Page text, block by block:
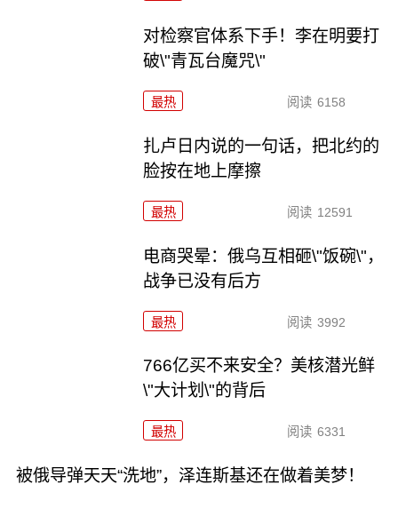
对检察官体系下手！李在明要打
破\"青瓦台魔咒\"
最热 阅读 6158
扎卢日内说的一句话，把北约的
脸按在地上摩擦
最热 阅读 12591
电商哭晕：俄乌互相砸\"饭碗\"，
战争已没有后方
最热 阅读 3992
766亿买不来安全？美核潜光鲜
\"大计划\"的背后
最热 阅读 6331
被俄导弹天天“洗地”，泽连斯基还在做着美梦！